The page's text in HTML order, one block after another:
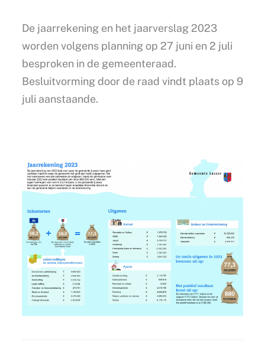
De jaarrekening en het jaarverslag 2023
worden volgens planning op 27 juni en 2 juli
besproken in de gemeenteraad.
Besluitvorming door de raad vindt plaats op 9
juli aanstaande.